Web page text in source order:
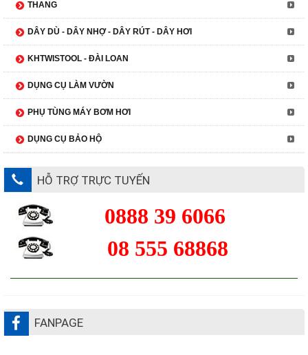
THANG
DÂY DÙ - DÂY NHỢ - DÂY RÚT - DÂY HƠI
KHTWISTOOL - ĐÀI LOAN
DỤNG CỤ LÀM VƯỜN
PHỤ TÙNG MÁY BƠM HƠI
DỤNG CỤ BẢO HỘ
HỖ TRỢ TRỰC TUYẾN
0888 39 6066
08 555 68868
FANPAGE